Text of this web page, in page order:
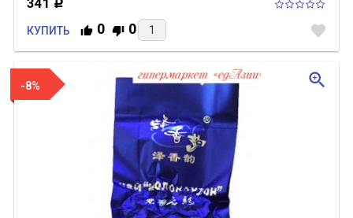
Р
КУПИТЬ 0 0 favorite
-8% zoom_in